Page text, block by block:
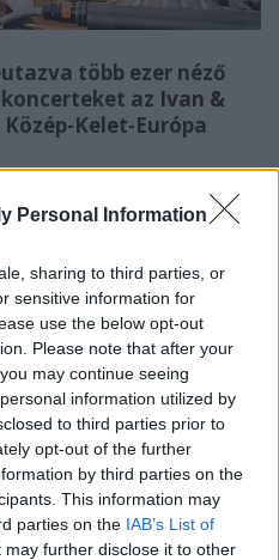
Personal Information
sharing to third parties, or
sensitive information for
use the below opt-out
Please note that after your
may continue seeing
information utilized by
to third parties prior to
opt-out of the further
by third parties on the
This information may
parties on the IAB’s List of
may further disclose it to other
több ezer néző
az Ivan &
Kelet-Európa
melletti Bonchidán, az
színpadán zenélt a
albumát turnéztató
a külföldi turnézást, az
közt, már idén áprilisban
körforgásba:
az EU-szezon, ahol
most pedig ez a két
mérföldköveket